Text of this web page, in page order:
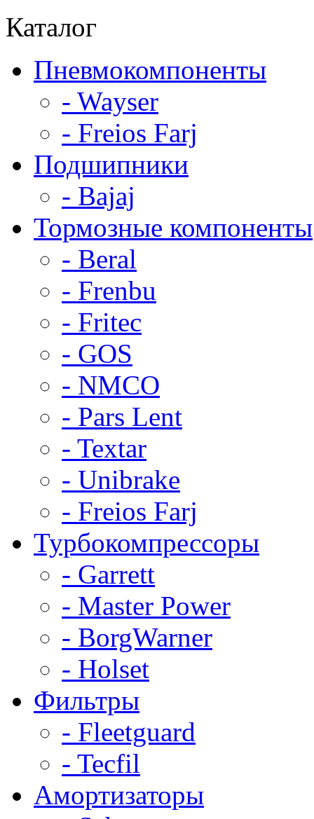
Каталог
Пневмокомпоненты
- Wayser
- Freios Farj
Подшипники
- Bajaj
Тормозные компоненты
- Beral
- Frenbu
- Fritec
- GOS
- NMCO
- Pars Lent
- Textar
- Unibrake
- Freios Farj
Турбокомпрессоры
- Garrett
- Master Power
- BorgWarner
- Holset
Фильтры
- Fleetguard
- Tecfil
Амортизаторы